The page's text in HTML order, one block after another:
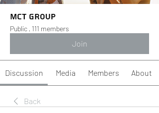
MCT Group
Public · 111 members
Join
Discussion Media Members About
Back